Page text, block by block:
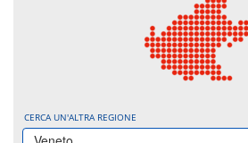
CERCA UN'ALTRA REGIONE